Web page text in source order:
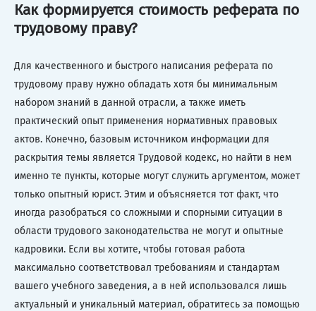
Как формируется стоимость реферата по
трудовому праву?
Для качественного и быстрого написания реферата по
трудовому праву нужно обладать хотя бы минимальным
набором знаний в данной отрасли, а также иметь
практический опыт применения нормативных правовых
актов. Конечно, базовым источником информации для
раскрытия темы является Трудовой кодекс, но найти в нем
именно те пункты, которые могут служить аргументом, может
только опытный юрист. Этим и объясняется тот факт, что
иногда разобраться со сложными и спорными ситуации в
области трудового законодательства не могут и опытные
кадровики. Если вы хотите, чтобы готовая работа
максимально соответствовал требованиям и стандартам
вашего учебного заведения, а в ней использовался лишь
актуальный и уникальный материал, обратитесь за помощью